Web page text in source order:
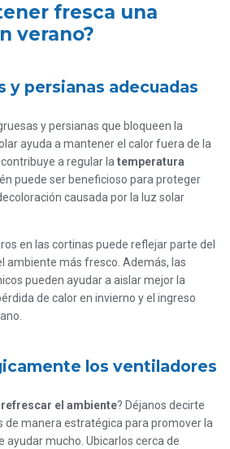
fresca una
verano?
y persianas adecuadas
y persianas que bloqueen la
ayuda a mantener el calor fuera de la
a regular latemperatura
puede ser beneficioso para proteger
causada por la luz solar
en las cortinas puede reflejar parte del
ambiente más fresco. Además, las
pueden ayudar a aislar mejor la
de calor en invierno y el ingreso
los ventiladores
el ambiente? Déjanos decirte
de manera estratégica para promover la
ayudar mucho. Ubicarlos cerca de